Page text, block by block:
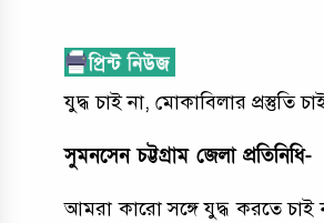
যুদ্ধ চাই না, মোকাবিলার প্রস্তুতি চাই:
সুমনসেন চট্টগ্রাম জেলা প্রতিনিধি-
আমরা কারো সঙ্গে যুদ্ধ করতে চাই